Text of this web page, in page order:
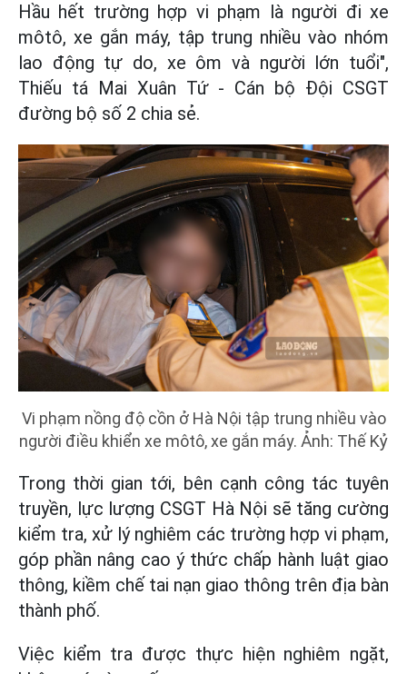
Hầu hết trường hợp vi phạm là người đi xe
môtô, xe gắn máy, tập trung nhiều vào nhóm
lao động tự do, xe ôm và người lớn tuổi",
Thiếu tá Mai Xuân Tứ - Cán bộ Đội CSGT
đường bộ số 2 chia sẻ.
Vi phạm nồng độ cồn ở Hà Nội tập trung nhiều vào
người điều khiển xe môtô, xe gắn máy. Ảnh: Thế Kỷ
Trong thời gian tới, bên cạnh công tác tuyên
truyền, lực lượng CSGT Hà Nội sẽ tăng cường
kiểm tra, xử lý nghiêm các trường hợp vi phạm,
góp phần nâng cao ý thức chấp hành luật giao
thông, kiềm chế tai nạn giao thông trên địa bàn
thành phố.
Việc kiểm tra được thực hiện nghiêm ngặt,